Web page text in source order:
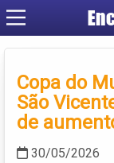
Copa do
São
de
30/05/2026